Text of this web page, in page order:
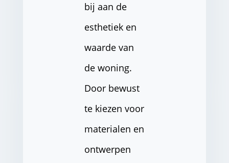
bij aan de
esthetiek en
waarde van
de woning.
Door bewust
te kiezen voor
materialen en
ontwerpen